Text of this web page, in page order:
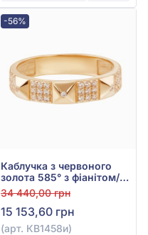
-56%
Каблучка з червоного
золота 585° з фіанітом/
куб.цирконієм, арт.
КВ1458и
34 440,00 грн
15 153,60 грн
(арт. КВ1458и)